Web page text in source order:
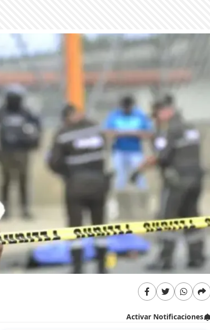
Activar Notificaciones